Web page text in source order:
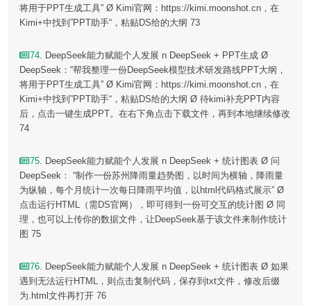
将用于PPT生成工具” Ø Kimi官网：https://kimi.moonshot.cn，在
Kimi+中找到”PPT助手“，粘贴DS给的大纲 73
74. DeepSeek能力赋能个人发展 n DeepSeek + PPT生成 Ø
DeepSeek：“帮我整理一份DeepSeek模型技术研发路线PPT大纲，
将用于PPT生成工具” Ø Kimi官网：https://kimi.moonshot.cn，在
Kimi+中找到”PPT助手“，粘贴DS给的大纲 Ø 待kimi补充PPT内容
后，点击一键生成PPT。在右下角点击下载文件，再到本地继续修改
74
75. DeepSeek能力赋能个人发展 n DeepSeek + 统计图表 Ø 问
DeepSeek： “制作一份苏州降雨量趋势图，以时间为横轴，降雨量
为纵轴，每个月统计一次每日降雨平均值，以html代码格式展示” Ø
点击运行HTML（需DS官网），即可得到一份可交互的统计图 Ø 同
理，也可以上传你的数据文件，让DeepSeek基于该文件来制作统计
图 75
76. DeepSeek能力赋能个人发展 n DeepSeek + 统计图表 Ø 如果
遇到无法运行HTML，则点击复制代码，保存到txt文件，修改后缀
为.html文件再打开 76